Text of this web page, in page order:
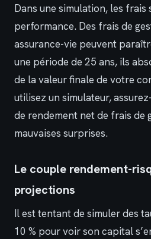
Dans une simulation, les frais
performance. Des frais de
assurance-vie peuvent
une période de 25 ans, ils
de la valeur finale de votre
utilisez un simulateur,
de rendement net de frais de
mauvaises surprises.
Le couple rendement-
projections
Il est tentant de simuler des
10 % pour voir son capital